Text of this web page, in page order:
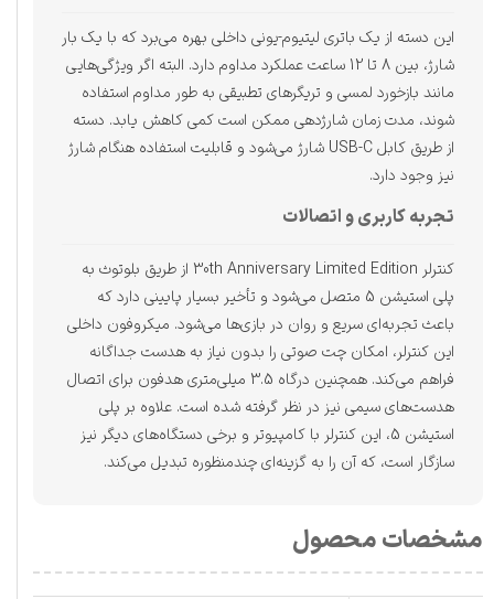
مشخصات محصول
این دسته از یک باتری لیتیوم-یونی داخلی بهره می‌برد که با یک بار
شارژ، بین 8 تا 12 ساعت عملکرد مداوم دارد. البته اگر ویژگی‌هایی
مانند بازخورد لمسی و تریگرهای تطبیقی به طور مداوم استفاده
شوند، مدت زمان شارژدهی ممکن است کمی کاهش یابد. دسته
از طریق کابل USB-C شارژ می‌شود و قابلیت استفاده هنگام شارژ
نیز وجود دارد.
تجربه کاربری و اتصالات
کنترلر 30th Anniversary Limited Edition از طریق بلوتوث به
پلی استیشن 5 متصل می‌شود و تأخیر بسیار پایینی دارد که
باعث تجربه‌ای سریع و روان در بازی‌ها می‌شود. میکروفون داخلی
این کنترلر، امکان چت صوتی را بدون نیاز به هدست جداگانه
فراهم می‌کند. همچنین درگاه 3.5 میلی‌متری هدفون برای اتصال
هدست‌های سیمی نیز در نظر گرفته شده است. علاوه بر پلی
استیشن 5، این کنترلر با کامپیوتر و برخی دستگاه‌های دیگر نیز
سازگار است، که آن را به گزینه‌ای چندمنظوره تبدیل می‌کند.